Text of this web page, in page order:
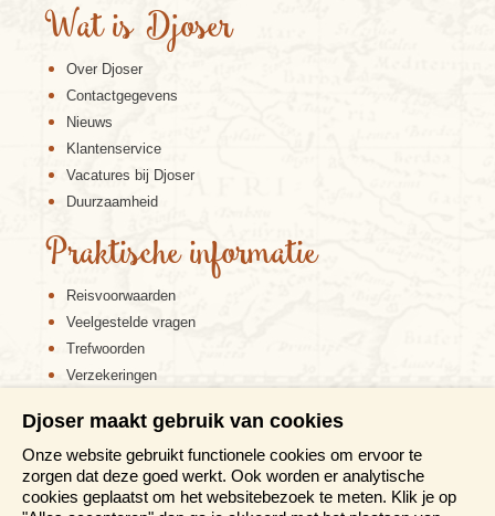
Wat is Djoser
Over Djoser
Contactgegevens
Nieuws
Klantenservice
Vacatures bij Djoser
Duurzaamheid
Praktische informatie
Reisvoorwaarden
Veelgestelde vragen
Trefwoorden
Verzekeringen
Disclaimer
Cookiebeleid
Privacy verklaring
Reis en boek met Djoser zekerheid
Djoser maakt gebruik van cookies
Onze website gebruikt functionele cookies om ervoor te
zorgen dat deze goed werkt. Ook worden er analytische
cookies geplaatst om het websitebezoek te meten. Klik je op